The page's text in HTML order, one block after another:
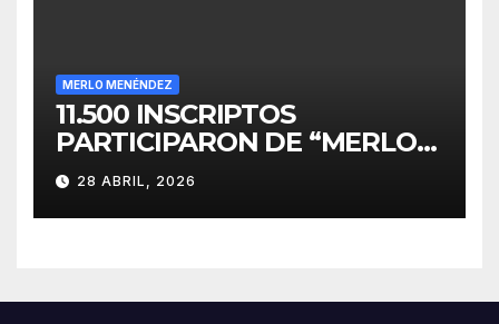
MERLO MENÉNDEZ
11.500 INSCRIPTOS
PARTICIPARON DE “MERLO
CORRE POR MALVINAS”
28 ABRIL, 2026